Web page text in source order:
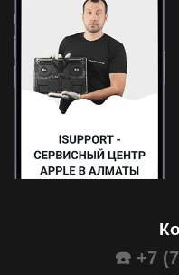
☎️ +7